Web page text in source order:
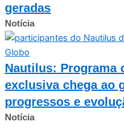
geradas
Notícia
Nautilus: Programa
exclusiva chega ao
progressos e
Notícia